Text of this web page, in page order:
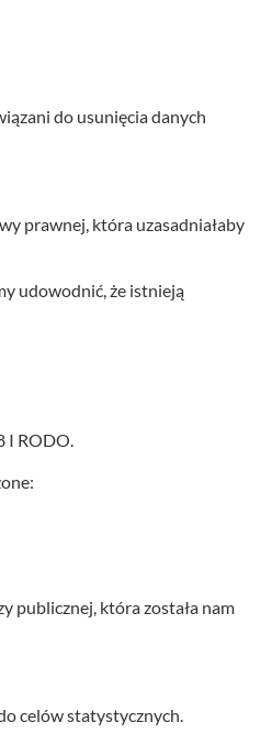
do usunięcia danych
prawnej, która uzasadniałaby
udowodnić, że istnieją
I RODO.
publicznej, która została nam
celów statystycznych.